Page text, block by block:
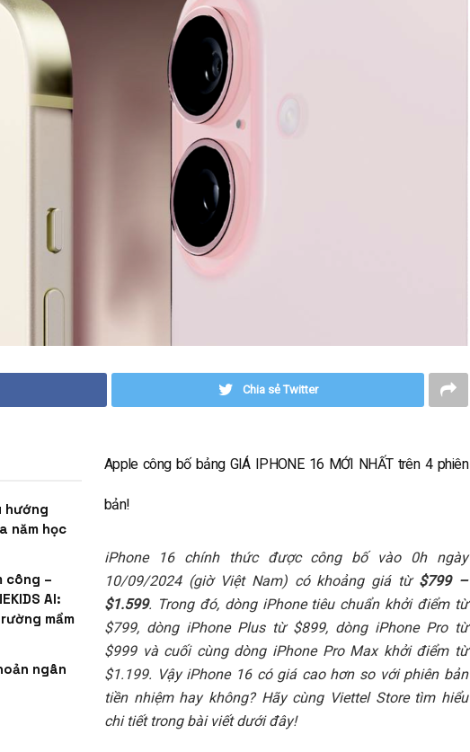
Chia sẻ Twitter
hướng
năm học
công –
AI:
mầm
ngân
Apple công bố bảng GIÁ IPHONE 16 MỚI NHẤT trên 4 phiên
bản!
iPhone 16 chính thức được công bố vào 0h ngày
10/09/2024 (giờ Việt Nam) có khoảng giá từ $799 –
$1.599. Trong đó, dòng iPhone tiêu chuẩn khởi điểm từ
$799, dòng iPhone Plus từ $899, dòng iPhone Pro từ
$999 và cuối cùng dòng iPhone Pro Max khởi điểm từ
$1.199. Vậy iPhone 16 có giá cao hơn so với phiên bản
tiền nhiệm hay không? Hãy cùng Viettel Store tìm hiểu
chi tiết trong bài viết dưới đây!